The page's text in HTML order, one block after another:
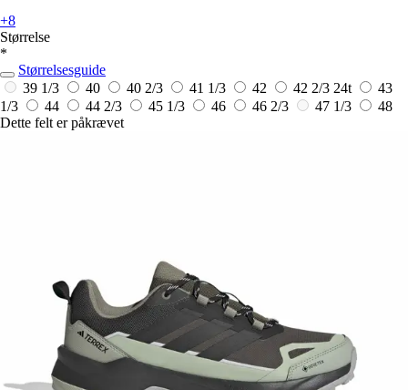
+8
Størrelse
*
Størrelsesguide
39 1/3
40 40 2/3 41 1/3 42 42 2/3 24t
43
1/3
44 44 2/3 45 1/3 46 46 2/3 47 1/3
48
Dette felt er påkrævet